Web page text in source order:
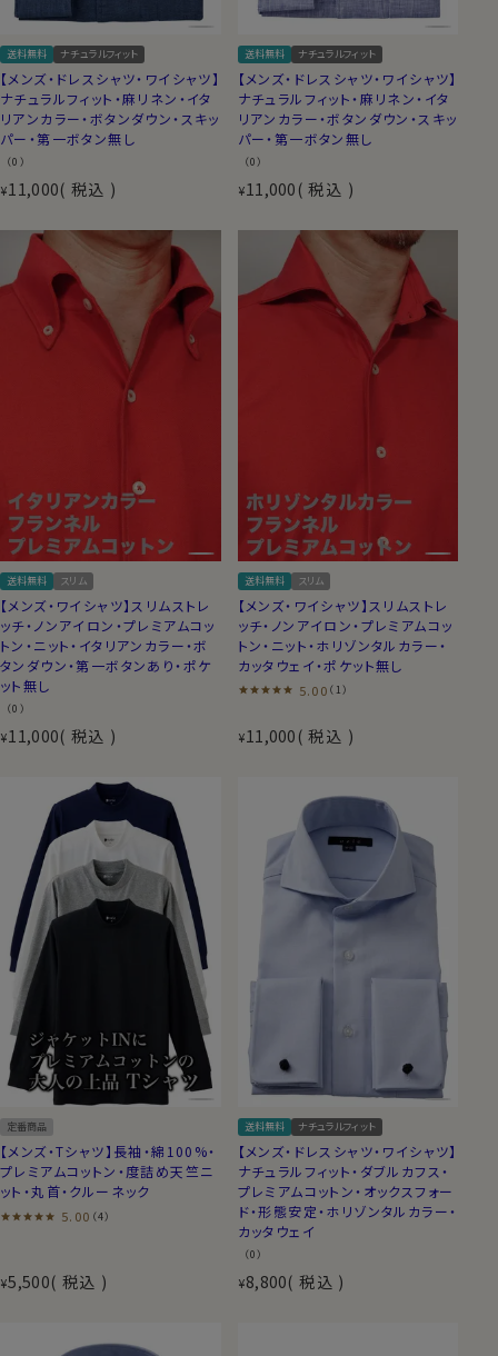
送料無料 ナチュラルフィット
【メンズ・ドレスシャツ・ワイシャツ】
ナチュラルフィット・麻リネン・イタ
リアンカラー・ボタンダウン・スキッ
パー・第一ボタン無し
（0）
¥11,000 税込
送料無料 ナチュラルフィット
【メンズ・ドレスシャツ・ワイシャツ】
ナチュラルフィット・麻リネン・イタ
リアンカラー・ボタンダウン・スキッ
パー・第一ボタン無し
（0）
¥11,000 税込
送料無料 スリム
【メンズ・ワイシャツ】スリムストレ
ッチ・ノンアイロン・プレミアムコッ
トン・ニット・イタリアンカラー・ボ
タンダウン・第一ボタンあり・ポケ
ット無し
（0）
¥11,000 税込
送料無料 スリム
【メンズ・ワイシャツ】スリムストレ
ッチ・ノンアイロン・プレミアムコッ
トン・ニット・ホリゾンタルカラー・
カッタウェイ・ポケット無し
5.00 （1）
¥11,000 税込
定番商品
【メンズ・Tシャツ】長袖・綿100%・
プレミアムコットン・度詰め天竺ニ
ット・丸首・クルーネック
5.00 （4）
¥5,500 税込
送料無料 ナチュラルフィット
【メンズ・ドレスシャツ・ワイシャツ】
ナチュラルフィット・ダブルカフス・
プレミアムコットン・オックスフォー
ド・形態安定・ホリゾンタルカラー・
カッタウェイ
（0）
¥8,800 税込